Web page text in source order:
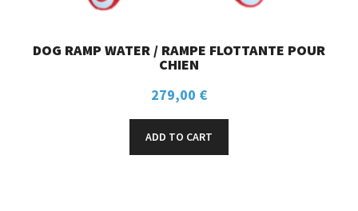
DOG RAMP WATER / RAMPE FLOTTANTE POUR
CHIEN
279,00 €
ADD TO CART